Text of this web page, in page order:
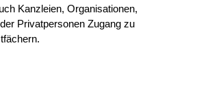
Kanzleien, Organisationen,
Privatpersonen Zugang zu